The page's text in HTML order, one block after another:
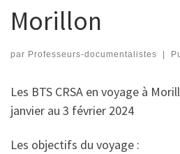
Morillon
par Professeurs-documentalistes |
Les BTS CRSA en voyage à
janvier au 3 février 2024
Les objectifs du voyage :